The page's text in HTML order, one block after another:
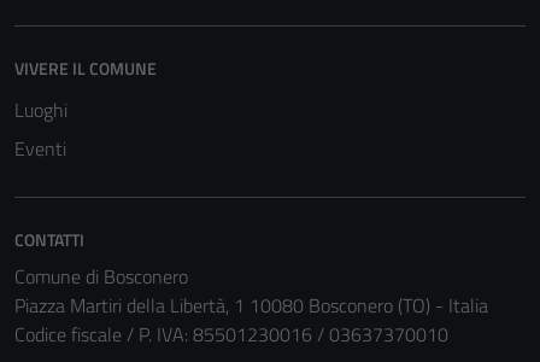
VIVERE IL COMUNE
Luoghi
Eventi
CONTATTI
Comune di Bosconero
Piazza Martiri della Libertà, 1 10080 Bosconero (TO) - Italia
Codice fiscale / P. IVA: 85501230016 / 03637370010